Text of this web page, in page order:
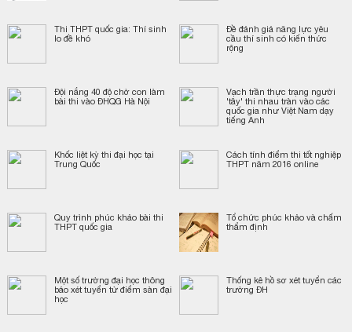
Thi THPT quốc gia: Thí sinh
lo đề khó
Đề đánh giá năng lực yêu
cầu thí sinh có kiến thức
rộng
Đội nắng 40 độ chờ con làm
bài thi vào ĐHQG Hà Nội
Vạch trần thực trạng người
'tây' thi nhau tràn vào các
quốc gia như Việt Nam dạy
tiếng Anh
Khốc liệt kỳ thi đại học tại
Trung Quốc
Cách tính điểm thi tốt nghiệp
THPT năm 2016 online
Quy trình phúc khảo bài thi
THPT quốc gia
Tổ chức phúc khảo và chấm
thẩm định
Một số trường đại học thông
báo xét tuyển từ điểm sàn đại
học
Thống kê hồ sơ xét tuyển các
trường ĐH